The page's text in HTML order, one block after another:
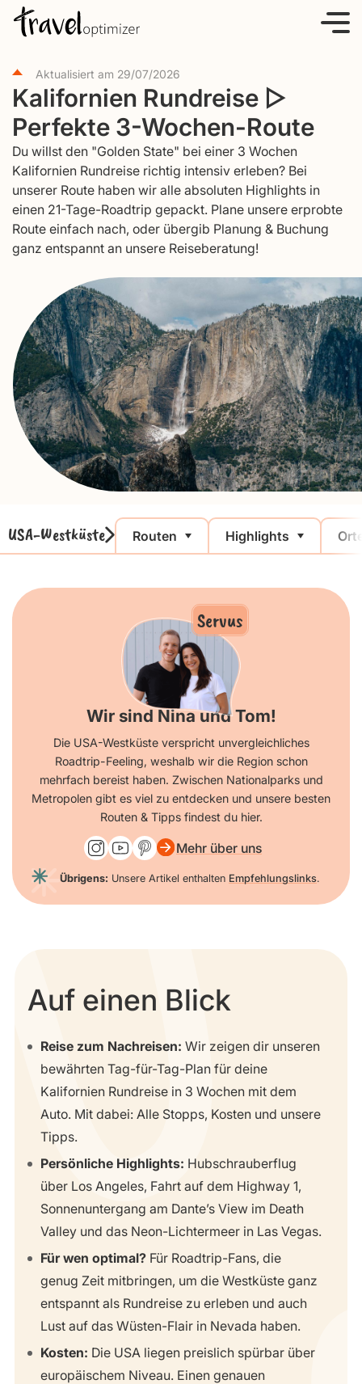
Aktualisiert am 29/07/2026
Kalifornien Rundreise ▷
Perfekte 3-Wochen-Route
Du willst den "Golden State" bei einer 3 Wochen
Kalifornien Rundreise richtig intensiv erleben? Bei
unserer Route haben wir alle absoluten Highlights in
einen 21-Tage-Roadtrip gepackt. Plane unsere erprobte
Route einfach nach, oder übergib Planung & Buchung
ganz entspannt an unsere Reiseberatung!
USA-Westküste Routen Highlights
Servus
Wir sind Nina und Tom!
Die USA-Westküste verspricht unvergleichliches
Roadtrip-Feeling, weshalb wir die Region schon
mehrfach bereist haben. Zwischen Nationalparks und
Metropolen gibt es viel zu entdecken und unsere besten
Routen & Tipps findest du hier.
Mehr über uns
Übrigens: Unsere Artikel enthalten Empfehlungslinks.
Auf einen Blick
Reise zum Nachreisen: Wir zeigen dir unseren
bewährten Tag-für-Tag-Plan für deine
Kalifornien Rundreise in 3 Wochen mit dem
Auto. Mit dabei: Alle Stopps, Kosten und unsere
Tipps.
Persönliche Highlights: Hubschrauberflug
über Los Angeles, Fahrt auf dem Highway 1,
Sonnenuntergang am Dante’s View im Death
Valley und das Neon-Lichtermeer in Las Vegas.
Für wen optimal? Für Roadtrip-Fans, die
genug Zeit mitbringen, um die Westküste ganz
entspannt als Rundreise zu erleben und auch
Lust auf das Wüsten-Flair in Nevada haben.
Kosten: Die USA liegen preislich spürbar über
europäischem Niveau. Einen genauen